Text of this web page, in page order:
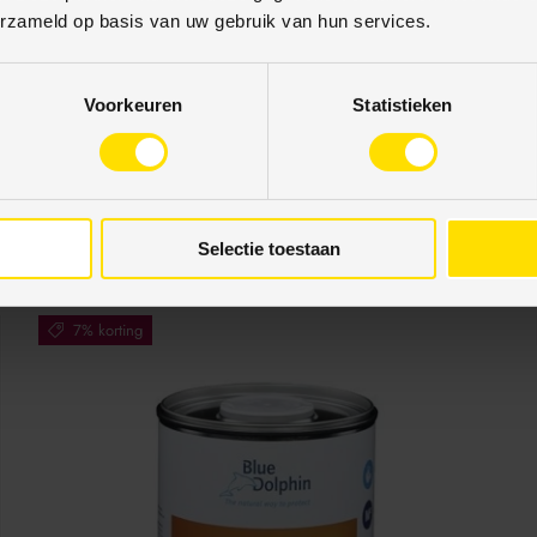
op basis van uw gebruik van hun services.
Voorkeuren Statistieken
Selectie toestaan
Blue Dolphin
Blue Dolphin Spray Mop Set
€34,95 €39,00
Eenheid prijs
€34,95 /item
7% korting